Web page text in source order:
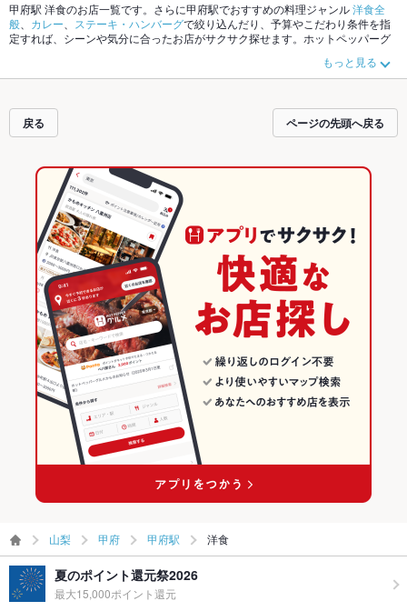
甲府駅 洋食のお店一覧です。さらに甲府駅でおすすめの料理ジャンル洋食全
般、 カレー、 ステーキ・ハンバーグで絞り込んだり、予算やこだわり条件を指
定すれば、シーンや気分に合ったお店がサクサク探せます。ホットペッパーグ
や季節のおすすめ料理など、お店の最新情報をご紹介してい
るので安心！24時間使える簡単便利なネット予約が使えるお店も拡大中です。
利にホットペッパーグルメをご利用ください。
もっと見る
戻る ページの先頭へ戻る
山梨 甲府 甲府駅 洋食
夏のポイント還元祭2026
最大15,000ポイント還元